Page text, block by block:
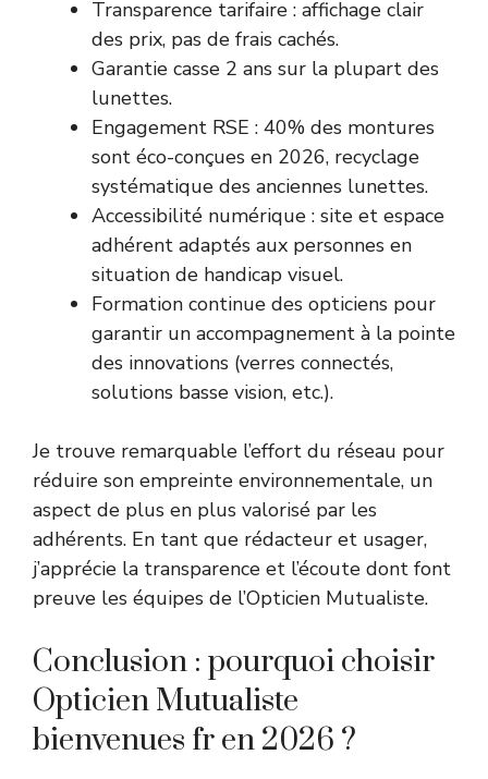
Transparence tarifaire : affichage clair
des prix, pas de frais cachés.
Garantie casse 2 ans sur la plupart des
lunettes.
Engagement RSE : 40% des montures
sont éco-conçues en 2026, recyclage
systématique des anciennes lunettes.
Accessibilité numérique : site et espace
adhérent adaptés aux personnes en
situation de handicap visuel.
Formation continue des opticiens pour
garantir un accompagnement à la pointe
des innovations (verres connectés,
solutions basse vision, etc.).
Je trouve remarquable l’effort du réseau pour
réduire son empreinte environnementale, un
aspect de plus en plus valorisé par les
adhérents. En tant que rédacteur et usager,
j’apprécie la transparence et l’écoute dont font
preuve les équipes de l’Opticien Mutualiste.
Conclusion : pourquoi choisir
Opticien Mutualiste
bienvenues fr en 2026 ?